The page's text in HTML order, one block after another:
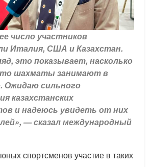
число участников
Италия, США и Казахстан.
это показывает, насколько
шахматы занимают в
Ожидаю сильного
казахстанских
и надеюсь увидеть от них
— сказал международный
спортсменов участие в таких